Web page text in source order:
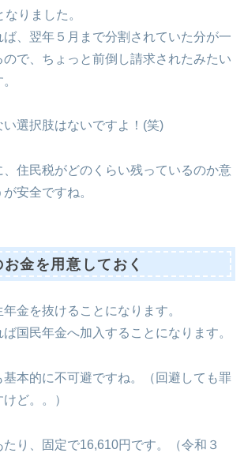
りました。
、翌年５月まで分割されていた分が一
で、ちょっと前倒し請求されたみたい
い選択肢はないですよ！(笑)
住民税がどのくらい残っているのか意
安全ですね。
金を用意しておく
金を抜けることになります。
国民年金へ加入することになります。
基本的に不可避ですね。（回避しても罪
ど。。）
り、固定で16,610円です。（令和３